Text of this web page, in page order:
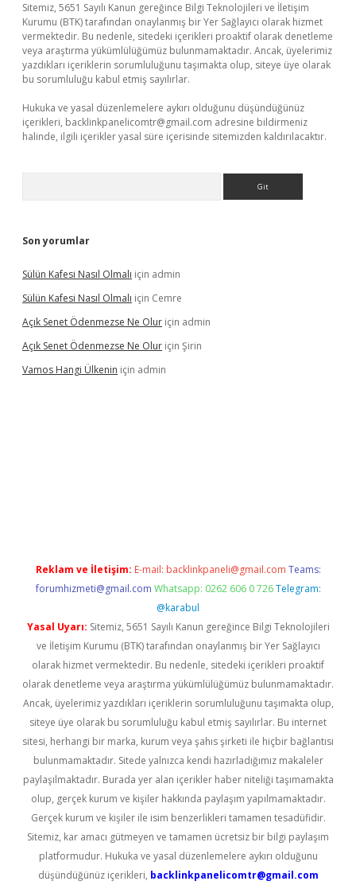
Sitemiz, 5651 Sayılı Kanun gereğince Bilgi Teknolojileri ve İletişim
Kurumu (BTK) tarafından onaylanmış bir Yer Sağlayıcı olarak hizmet
vermektedir. Bu nedenle, sitedeki içerikleri proaktif olarak denetleme
veya araştırma yükümlülüğümüz bulunmamaktadır. Ancak, üyelerimiz
yazdıkları içeriklerin sorumluluğunu taşımakta olup, siteye üye olarak
bu sorumluluğu kabul etmiş sayılırlar.
Hukuka ve yasal düzenlemelere aykırı olduğunu düşündüğünüz
içerikleri, backlinkpanelicomtr@gmail.com adresine bildirmeniz
halinde, ilgili içerikler yasal süre içerisinde sitemizden kaldırılacaktır.
Son yorumlar
Sülün Kafesi Nasıl Olmalı için admin
Sülün Kafesi Nasıl Olmalı için Cemre
Açık Senet Ödenmezse Ne Olur için admin
Açık Senet Ödenmezse Ne Olur için Şirin
Vamos Hangi Ülkenin için admin
Reklam ve İletişim: E-mail: backlinkpaneli@gmail.com Teams:
forumhizmeti@gmail.com Whatsapp: 0262 606 0 726 Telegram:
@karabul
Yasal Uyarı: Sitemiz, 5651 Sayılı Kanun gereğince Bilgi Teknolojileri
ve İletişim Kurumu (BTK) tarafından onaylanmış bir Yer Sağlayıcı
olarak hizmet vermektedir. Bu nedenle, sitedeki içerikleri proaktif
olarak denetleme veya araştırma yükümlülüğümüz bulunmamaktadır.
Ancak, üyelerimiz yazdıkları içeriklerin sorumluluğunu taşımakta olup,
siteye üye olarak bu sorumluluğu kabul etmiş sayılırlar. Bu internet
sitesi, herhangi bir marka, kurum veya şahıs şirketi ile hiçbir bağlantısı
bulunmamaktadır. Sitede yalnızca kendi hazırladığımız makaleler
paylaşılmaktadır. Burada yer alan içerikler haber niteliği taşımamakta
olup, gerçek kurum ve kişiler hakkında paylaşım yapılmamaktadır.
Gerçek kurum ve kişiler ile isim benzerlikleri tamamen tesadüfidir.
Sitemiz, kar amacı gütmeyen ve tamamen ücretsiz bir bilgi paylaşım
platformudur. Hukuka ve yasal düzenlemelere aykırı olduğunu
düşündüğünüz içerikleri, backlinkpanelicomtr@gmail.com